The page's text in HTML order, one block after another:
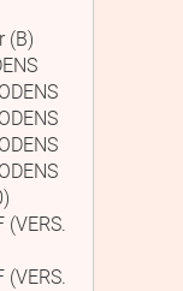
(B)
(VERS.
(VERS.